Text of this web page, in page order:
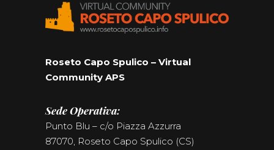
Roseto Capo Spulico – Virtual
Community APS
Sede Operativa:
Punto Blu – c/o Piazza Azzurra
87070, Roseto Capo Spulico (CS)